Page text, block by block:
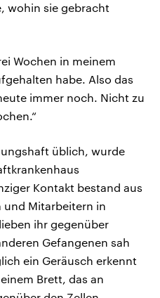
wohin sie gebracht
Wochen in meinem
habe. Also das
immer noch. Nicht zu
üblich, wurde
Kontakt bestand aus
und Mitarbeitern in
ihr gegenüber
Gefangenen sah
ein Geräusch erkennt
Brett, das an